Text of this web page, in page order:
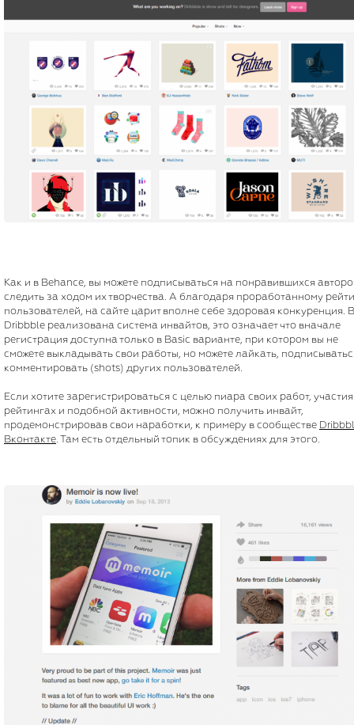
Как и в Behance, вы можете подписываться на понравившихся
следить за ходом их творчества. А благодаря проработанному
пользователей, на сайте царит вполне себе здоровая конкуренция. В
Dribbble реализована система инвайтов, это означает что вначале
регистрация доступна только в Basic варианте, при котором вы не
сможете выкладывать свои работы, но можете лайкать,
комментировать (shots) других пользователей.
Если хотите зарегистрироваться с целью пиара своих работ, участия
рейтингах и подобной активности, можно получить инвайт,
продемонстрировав свои наработки, к примеру в сообществе
Вконтакте . Там есть отдельный топик в обсуждениях для этого.